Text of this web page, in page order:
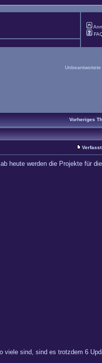
Unbeantwortete
Vorheriges
heute werden die Projekte für
viele sind, sind es trotzdem 6